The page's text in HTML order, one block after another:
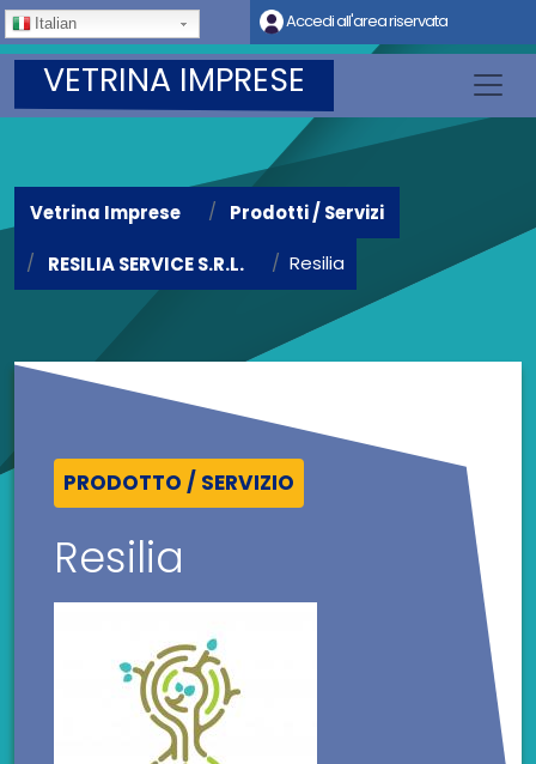
Salta al contenuto principale
Italian Accedi all'area riservata
VETRINA IMPRESE
Vetrina Imprese Prodotti / Servizi
RESILIA SERVICE S.R.L. Resilia
PRODOTTO / SERVIZIO
Resilia